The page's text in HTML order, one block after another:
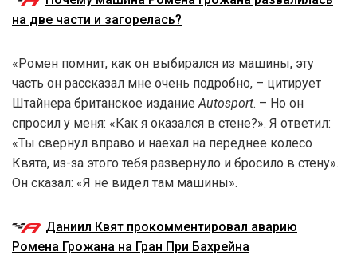
на две части и загорелась?
«Ромен помнит, как он выбирался из машины, эту
часть он рассказал мне очень подробно, – цитирует
Штайнера британское издание Autosport. – Но он
спросил у меня: «Как я оказался в стене?». Я ответил:
«Ты свернул вправо и наехал на переднее колесо
Квята, из-за этого тебя развернуло и бросило в стену».
Он сказал: «Я не видел там машины».
Даниил Квят прокомментировал аварию
Ромена Грожана на Гран При Бахрейна